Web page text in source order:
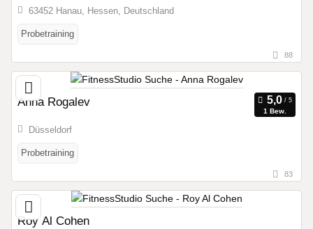
63452 Hanau, Hessen, Deutschland
Probetraining
88
Anna Rogalev
1 Bew.
Düsseldorf
Probetraining
83
Roy Al Cohen